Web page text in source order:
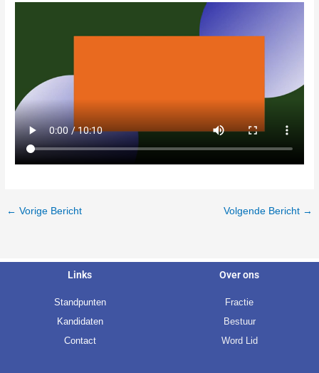
← Vorige Bericht Volgende Bericht →
Links
Standpunten
Kandidaten
Contact
Over ons
Fractie
Bestuur
Word Lid